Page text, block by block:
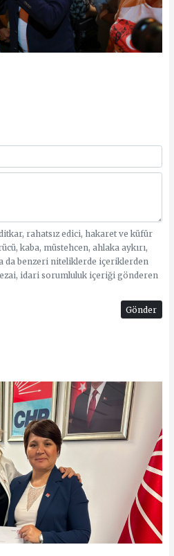
rahatsız edici, hakaret ve küfür
kaba, müstehcen, ahlaka aykırı,
da benzeri niteliklerde içeriklerden
idari sorumluluk içeriği gönderen
Gönder